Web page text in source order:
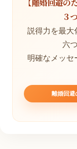
【離婚回避の
３
説得力を最大
六
明確なメッセ
離婚回避